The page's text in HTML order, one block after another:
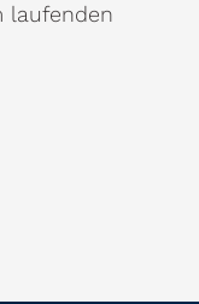
laufenden